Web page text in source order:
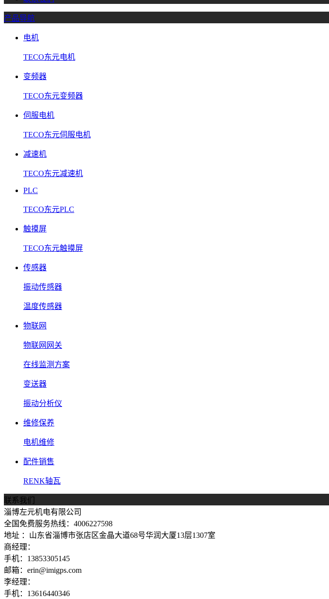
产品导航
电机
TECO东元电机
变频器
TECO东元变频器
伺服电机
TECO东元伺服电机
减速机
TECO东元减速机
PLC
TECO东元PLC
触摸屏
TECO东元触摸屏
传感器
振动传感器
温度传感器
物联网
物联网网关
在线监测方案
变送器
振动分析仪
维修保养
电机维修
配件销售
RENK轴瓦
联系我们
淄博左元机电有限公司
全国免费服务热线：4006227598
地址 ：山东省淄博市张店区金晶大道68号华润大厦13层1307室
商经理：
手机：13853305145
邮箱：erin@imigps.com
李经理：
手机：13616440346